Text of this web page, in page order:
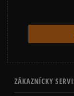
ZÁKAZNÍCKY